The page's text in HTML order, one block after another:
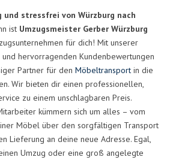
stressfrei von Würzburg nach
ist Umzugsmeister Gerber Würzburg
für dich! Mit unserer
hervorragenden Kundenbewertungen
Partner für den Möbeltransport in die
Wir bieten dir einen professionellen,
zu einem unschlagbaren Preis.
kümmern sich um alles – vom
Möbel über den sorgfältigen Transport
Lieferung an deine neue Adresse. Egal,
Umzug oder eine groß angelegte